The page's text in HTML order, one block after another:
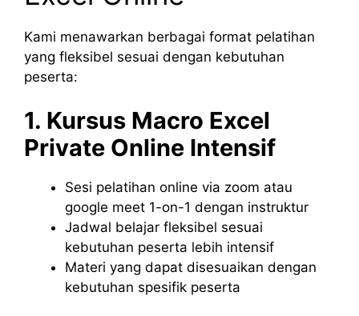
Kami menawarkan berbagai format pelatihan
yang fleksibel sesuai dengan kebutuhan
peserta:
1. Kursus Macro Excel
Private Online Intensif
Sesi pelatihan online via zoom atau
google meet 1-on-1 dengan instruktur
Jadwal belajar fleksibel sesuai
kebutuhan peserta lebih intensif
Materi yang dapat disesuaikan dengan
kebutuhan spesifik peserta